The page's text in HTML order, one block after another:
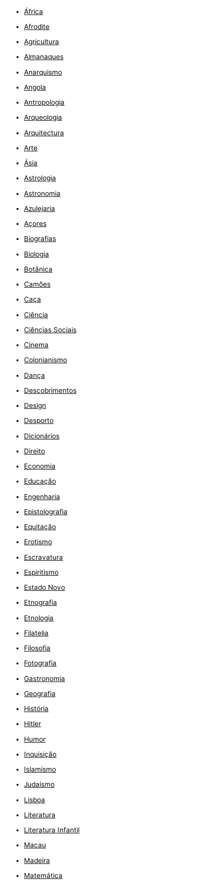
c
h
África
Afrodite
Agricultura
Almanaques
Anarquismo
Angola
Antropologia
Arqueologia
Arquitectura
Arte
Ásia
Astrologia
Astronomia
Azulejaria
Açores
Biografias
Biologia
Botânica
Camões
Caça
Ciência
Ciências Sociais
Cinema
Colonianismo
Dança
Descobrimentos
Design
Desporto
Dicionários
Direito
Economia
Educação
Engenharia
Epistolografia
Equitação
Erotismo
Escravatura
Espiritismo
Estado Novo
Etnografia
Etnologia
Filatelia
Filosofia
Fotografia
Gastronomia
Geografia
História
Hitler
Humor
Inquisição
Islamismo
Judaísmo
Lisboa
Literatura
Literatura Infantil
Macau
Madeira
Matemática